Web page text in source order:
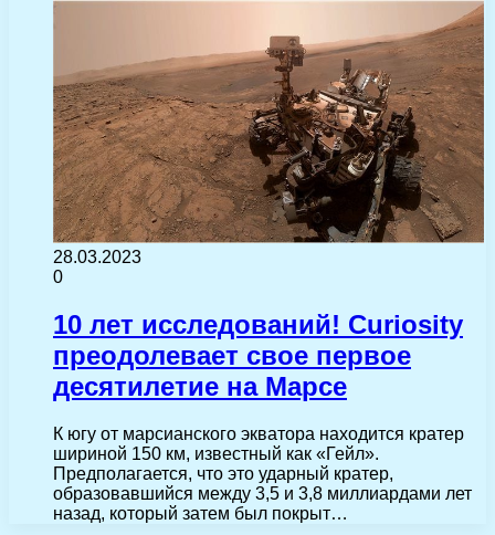
28.03.2023
0
10 лет исследований! Curiosity
преодолевает свое первое
десятилетие на Марсе
К югу от марсианского экватора находится кратер
шириной 150 км, известный как «Гейл».
Предполагается, что это ударный кратер,
образовавшийся между 3,5 и 3,8 миллиардами лет
назад, который затем был покрыт…